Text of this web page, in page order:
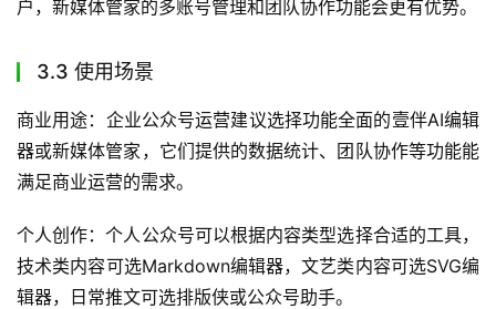
户，新媒体管家的多账号管理和团队协作功能会更有优势。
3.3 使用场景
商业用途：企业公众号运营建议选择功能全面的壹伴AI编辑
器或新媒体管家，它们提供的数据统计、团队协作等功能能
满足商业运营的需求。
个人创作：个人公众号可以根据内容类型选择合适的工具，
技术类内容可选Markdown编辑器，文艺类内容可选SVG编
辑器，日常推文可选排版侠或公众号助手。